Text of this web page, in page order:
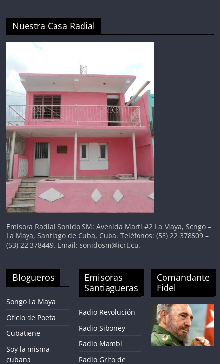
Nuestra Casa Radial
Emisora Radial Sonido SM: Avenida Martí #2 La Maya, Songo –
La Maya, Santiago de Cuba, Cuba. Teléfonos: (53) 22 378509 –
(53) 22 378449. Email: sonidosm@icrt.cu.
Blogueros
Songo La Maya
Oficio de Poeta
Cubatiene
Soy la misma
cubana
Emisoras
Santiagueras
Radio Revolución
Radio Siboney
Radio Mambí
Radio Grito de
Comandante
Fidel